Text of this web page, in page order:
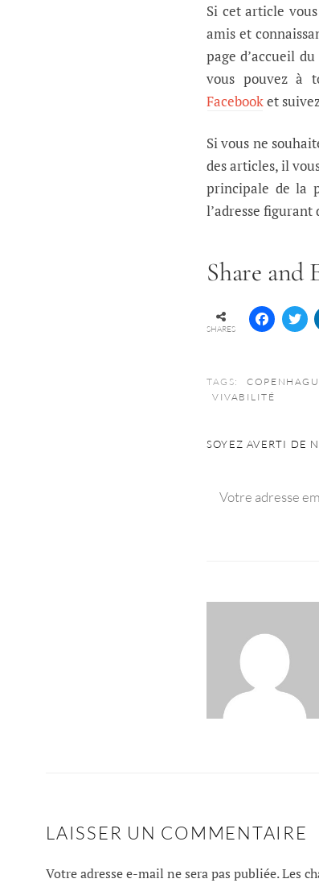
Si cet article
amis et
page d’accueil
vous pouvez à
Facebooket
Si vous ne
des articles, il
principale de la
l’adresse figurant
Share and
SHARES
TAGS:
VIVABILITÉ
SOYEZ AVERTI DE
LAISSER UN COMMENTAIRE
Votre adresse e-mail ne sera pas publiée.Les